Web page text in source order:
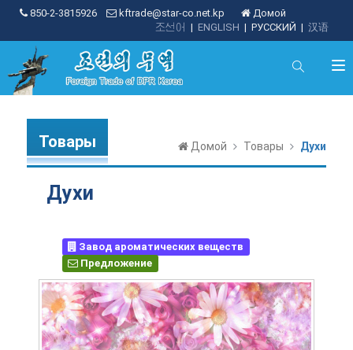
850-2-3815926 kftrade@star-co.net.kp
Домой
| 汉语
| РУССКИЙ
| ENGLISH
조선어
Товары Домой Товары Духи
Духи
Завод ароматических веществ
Предложение